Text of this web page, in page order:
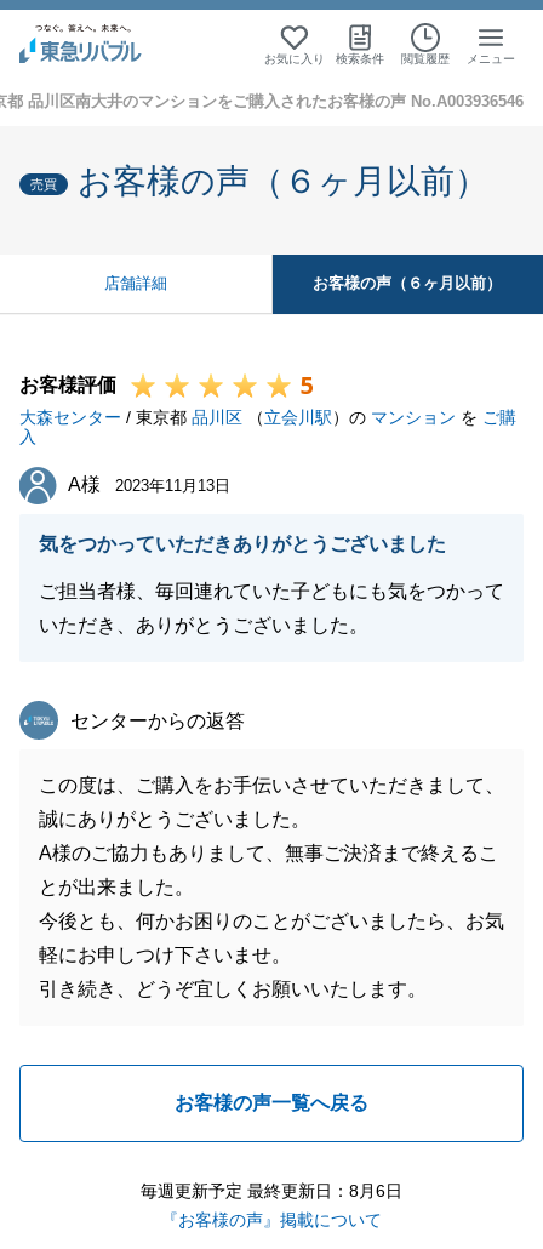
お気に入り 検索条件 閲覧履歴 メニュー
都 品川区南大井のマンションをご購入されたお客様の声 No.A003936546
売買 お客様の声（６ヶ月以前）
店舗詳細 お客様の声（６ヶ月以前）
お客様評価 5
大森センター / 東京都 品川区 （立会川駅）の マンション を ご購
入
A様
A様 2023年11月13日
気をつかっていただきありがとうございました
ご担当者様、毎回連れていた子どもにも気をつかって
いただき、ありがとうございました。
東急リバブル
センターからの返答
この度は、ご購入をお手伝いさせていただきまして、
誠にありがとうございました。
A様のご協力もありまして、無事ご決済まで終えるこ
とが出来ました。
今後とも、何かお困りのことがございましたら、お気
軽にお申しつけ下さいませ。
引き続き、どうぞ宜しくお願いいたします。
お客様の声一覧へ戻る
毎週更新予定 最終更新日：8月6日
『お客様の声』掲載について